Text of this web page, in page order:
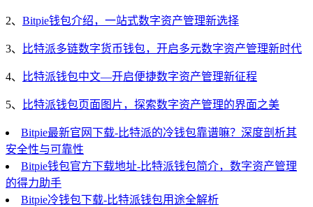
2、 Bitpie钱包介绍，一站式数字资产管理新选择
3、 比特派多链数字货币钱包，开启多元数字资产管理新时代
4、 比特派钱包中文—开启便捷数字资产管理新征程
5、 比特派钱包页面图片，探索数字资产管理的界面之美
Bitpie最新官网下载-比特派的冷钱包靠谱嘛？深度剖析其
安全性与可靠性
Bitpie钱包官方下载地址-比特派钱包简介，数字资产管理
的得力助手
Bitpie冷钱包下载-比特派钱包用途全解析